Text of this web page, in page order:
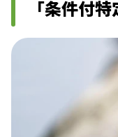
「条件付